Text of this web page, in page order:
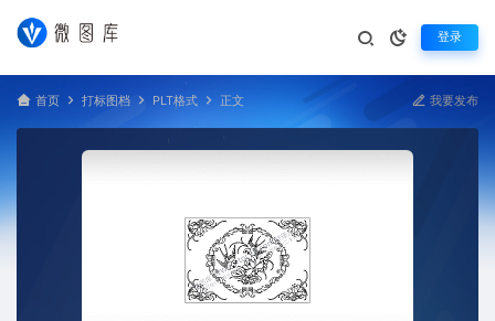
登录
首页 打标图档 PLT格式 正文 我要发布